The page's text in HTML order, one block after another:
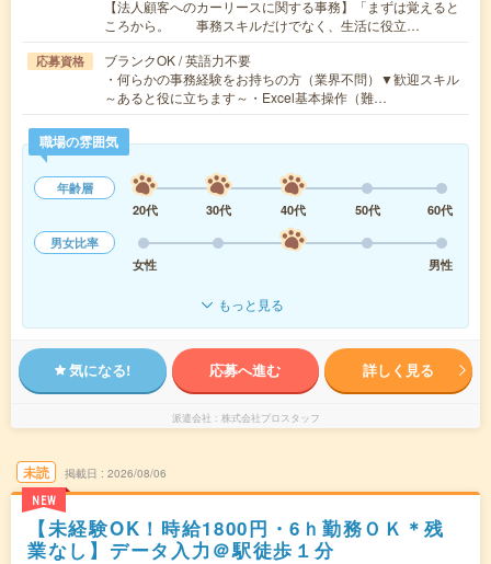
【法人顧客へのカーリースに関する事務】「まずは覚えると
ころから。 事務スキルだけでなく、生活に役立…
応募資格
ブランクOK / 英語力不要
・何らかの事務経験をお持ちの方（業界不問）▼歓迎スキル
～あると役に立ちます～・Excel基本操作（難…
職場の雰囲気
年齢層
20代
30代 40代 50代
60代
男女比率
女性
男性
もっと見る
気になる! 応募へ進む 詳しく見る
派遣会社 株式会社プロスタッフ
未読
NEW
掲載日 2026/08/06
【未経験OK！時給1800円・6ｈ勤務ＯＫ＊残
業なし】データ入力＠駅徒歩１分